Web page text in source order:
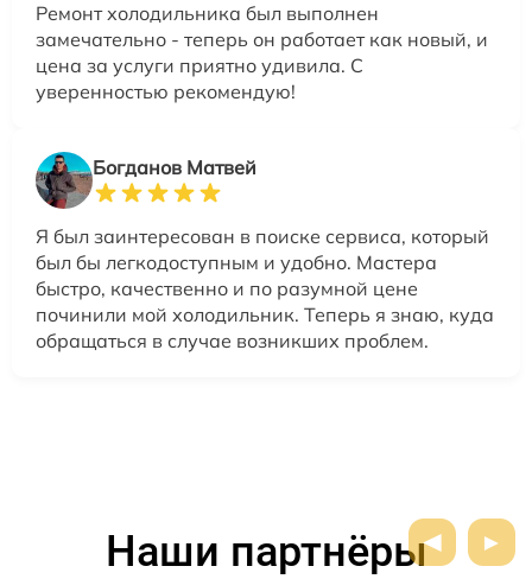
Ремонт холодильника был выполнен
замечательно - теперь он работает как новый, и
цена за услуги приятно удивила. С
уверенностью рекомендую!
Богданов Матвей
Я был заинтересован в поиске сервиса, который
был бы легкодоступным и удобно. Мастера
быстро, качественно и по разумной цене
починили мой холодильник. Теперь я знаю, куда
обращаться в случае возникших проблем.
Наши партнёры